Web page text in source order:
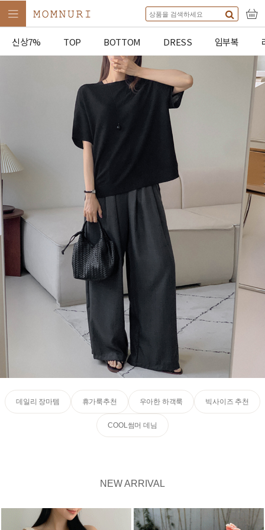
신상7% TOP BOTTOM DRESS 임부복
데일리 장마템 휴가룩추천 우아한 하객룩 빅사이즈 추천
COOL썸머 데님
NEW ARRIVAL